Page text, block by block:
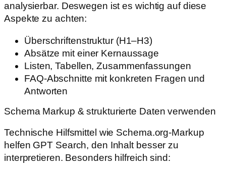
analysierbar. Deswegen ist es wichtig auf diese
Aspekte zu achten:
Überschriftenstruktur (H1–H3)
Absätze mit einer Kernaussage
Listen, Tabellen, Zusammenfassungen
FAQ-Abschnitte mit konkreten Fragen und
Antworten
Schema Markup & strukturierte Daten verwenden
Technische Hilfsmittel wie Schema.org-Markup
helfen GPT Search, den Inhalt besser zu
interpretieren. Besonders hilfreich sind: